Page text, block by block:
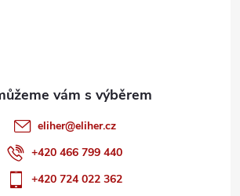
eliher@eliher.cz
+420 466 799 440
+420 724 022 362